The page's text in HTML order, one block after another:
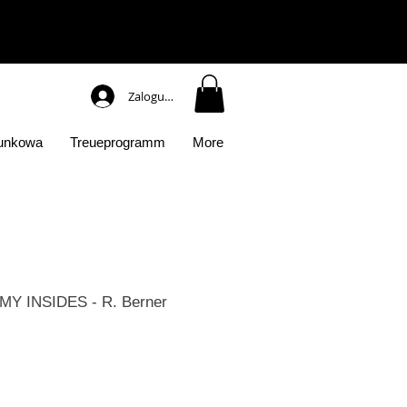
Zaloguj się
Treueprogramm More
INSIDES - R. Berner